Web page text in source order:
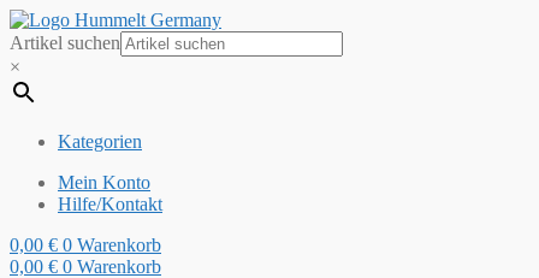
Artikel suchen
×
Kategorien
Mein Konto
Hilfe/Kontakt
0,00 € 0 Warenkorb
0,00 € 0 Warenkorb